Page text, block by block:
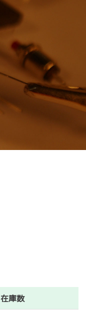
在庫数